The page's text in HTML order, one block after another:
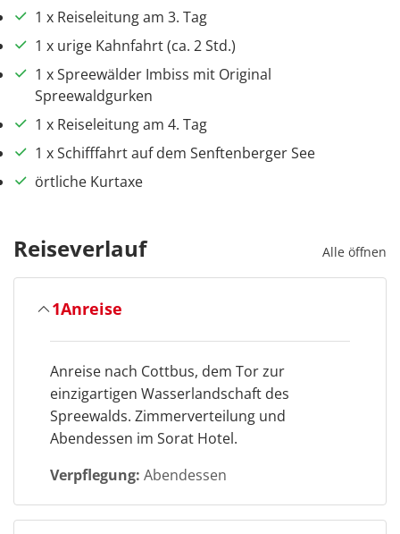
1 x Reiseleitung am 3. Tag
1 x urige Kahnfahrt (ca. 2 Std.)
1 x Spreewälder Imbiss mit Original
Spreewaldgurken
1 x Reiseleitung am 4. Tag
1 x Schifffahrt auf dem Senftenberger See
örtliche Kurtaxe
Reiseverlauf Alle öffnen
1Anreise
Anreise nach Cottbus, dem Tor zur
einzigartigen Wasserlandschaft des
Spreewalds. Zimmerverteilung und
Abendessen im Sorat Hotel.
Verpflegung: Abendessen